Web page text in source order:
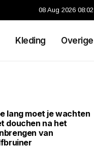
08 Aug 2026 08:02
Kleding Overige
lang moet je wachten
douchen na het
van